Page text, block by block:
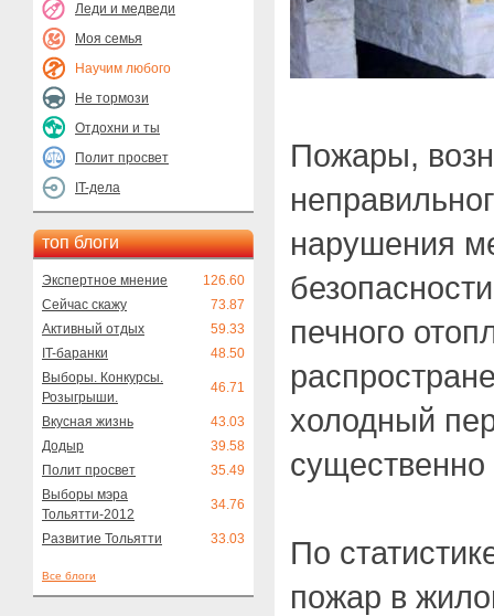
Леди и медведи
Моя семья
Научим любого
Не тормози
Отдохни и ты
Полит просвет
IT-дела
топ блоги
Экспертное мнение
126.60
Сейчас скажу
73.87
Активный отдых
59.33
IT-баранки
48.50
Выборы. Конкурсы.
Розыгрыши.
46.71
Вкусная жизнь
43.03
Додыр
39.58
Полит просвет
35.49
Выборы мэра
Тольятти-2012
34.76
Развитие Тольятти 33.03
Все блоги
Пожары,
нарушения
печного
холодный
существенно
По
пожар в